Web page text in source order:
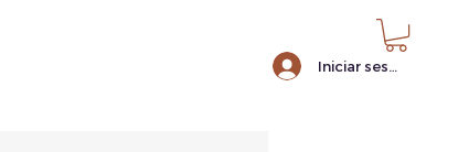
Iniciar sesión